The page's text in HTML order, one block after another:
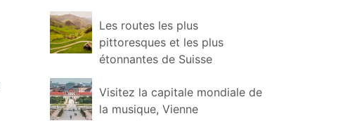
Les routes les plus
pittoresques et les plus
étonnantes de Suisse
Visitez la capitale mondiale de
la musique, Vienne